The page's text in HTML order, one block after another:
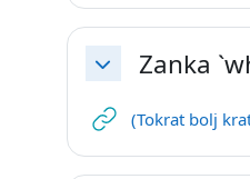
Skrči Zanka
(Tokrat bolj